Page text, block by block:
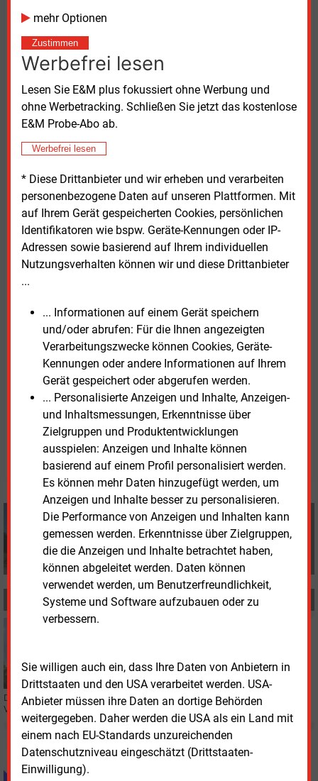
mehr Optionen
Zustimmen
Werbefrei lesen
Lesen Sie E&M plus fokussiert ohne Werbung und
ohne Werbetracking. Schließen Sie jetzt das kostenlose
E&M Probe-Abo ab.
Werbefrei lesen
* Diese Drittanbieter und wir erheben und verarbeiten
personenbezogene Daten auf unseren Plattformen. Mit
auf Ihrem Gerät gespeicherten Cookies, persönlichen
Identifikatoren wie bspw. Geräte-Kennungen oder IP-
Adressen sowie basierend auf Ihrem individuellen
Nutzungsverhalten können wir und diese Drittanbieter
...
... Informationen auf einem Gerät speichern
und/oder abrufen: Für die Ihnen angezeigten
Verarbeitungszwecke können Cookies, Geräte-
Kennungen oder andere Informationen auf Ihrem
Gerät gespeichert oder abgerufen werden.
... Personalisierte Anzeigen und Inhalte, Anzeigen-
und Inhaltsmessungen, Erkenntnisse über
Zielgruppen und Produktentwicklungen
ausspielen: Anzeigen und Inhalte können
basierend auf einem Profil personalisiert werden.
Es können mehr Daten hinzugefügt werden, um
Anzeigen und Inhalte besser zu personalisieren.
Die Performance von Anzeigen und Inhalten kann
gemessen werden. Erkenntnisse über Zielgruppen,
die die Anzeigen und Inhalte betrachtet haben,
können abgeleitet werden. Daten können
verwendet werden, um Benutzerfreundlichkeit,
Systeme und Software aufzubauen oder zu
verbessern.
Sie willigen auch ein, dass Ihre Daten von Anbietern in
Drittstaaten und den USA verarbeitet werden. USA-
Anbieter müssen ihre Daten an dortige Behörden
weitergegeben. Daher werden die USA als ein Land mit
einem nach EU-Standards unzureichenden
Datenschutzniveau eingeschätzt (Drittstaaten-
Einwilligung).
Tendenz steigend. Auf EHZ-Steckzähler sowie
Dreipunkt-Zähler etwa der DZG wolle Peer Metering
sein Produkt künftig ebenfalls anpassen.
Smartoptimo-Geschäftsführer Fritz Wengeler zeigt
sich erfreut, dass die Testläufe mit 110 Modulen in
Osnabrück, Münster oder auch Kiel erfolgreich waren.
verschiedenen Konstellationen kompatibel sei und
könnte das Produkt von Peer Metering für 20 bis 30
Prozent des Wohnungsbestands infrage kommen,
sagt Tino Schmelzle, der Chef der Stadtwerke-
Neztgesellschaft SWO Netz.
Inzwischen seien Anfragen für gut 550 Geräte bei
Peer Metering eingegangen, so Jan-Frederic Graen.
Gedacht sei es grundsätzlich für alle
Messstellenbetreiber in Deutschland, auch werbliche.
Zum Start der Serienproduktion wolle Peer Metering
mehrere Zehntausend der Geräte anfertigen lassen,
vollständig hierzulande hergestellt.
Mittwoch, 10.09.2025, 15:04 Uhr
Volker Stephan
© 2026 Energie & Management GmbH
Volker Stephan
+49 (0) 8152 9311 0
info@energie-und-management.de
MEHR ZUM THEMA
Der finnische Ausrüster Nokia ertüchtigt das Telekommunikationsnetz der
Verteilnetzbetreibergesellschaften von Eon.
Montag, 13.10.2025, 08:45
AUS DER ZEITUNG
„Sie können jetzt installieren“